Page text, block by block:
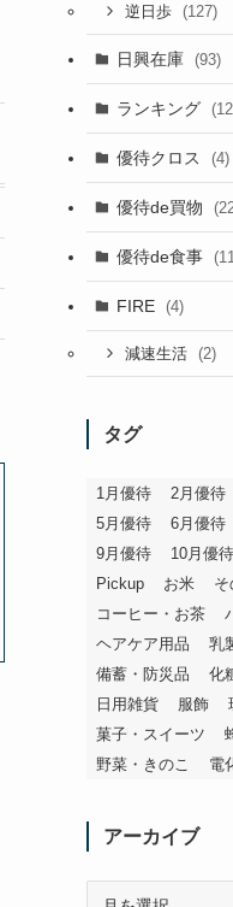
逆日歩 (127)
日興在庫 (93)
ランキング
優待クロス (4)
優待de買物
優待de食事
FIRE (4)
減速生活 (2)
タグ
1月優待 2月優待
5月優待
6月優待
9月優待
10月優待
Pickup
お米 そ
コーヒー・お茶
ヘアケア用品
乳
備蓄・防災品
化
日用雑貨
服飾
菓子・スイーツ
野菜・きのこ
電
アーカイブ